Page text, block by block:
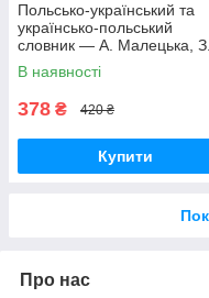
Польсько-український та
українсько-польський
словник — А. Малецька, З.
Ландовські (100 000 слів,
Тверда обкладинка)
В наявності
378 ₴ 420 ₴
Купити
Про нас